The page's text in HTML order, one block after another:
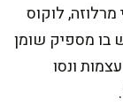
לוקוס
בו מספיק שומן
ונסו